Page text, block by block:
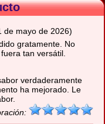
de mayo de 2026)
gratamente. No
tan versátil.
verdaderamente
ha mejorado. Le